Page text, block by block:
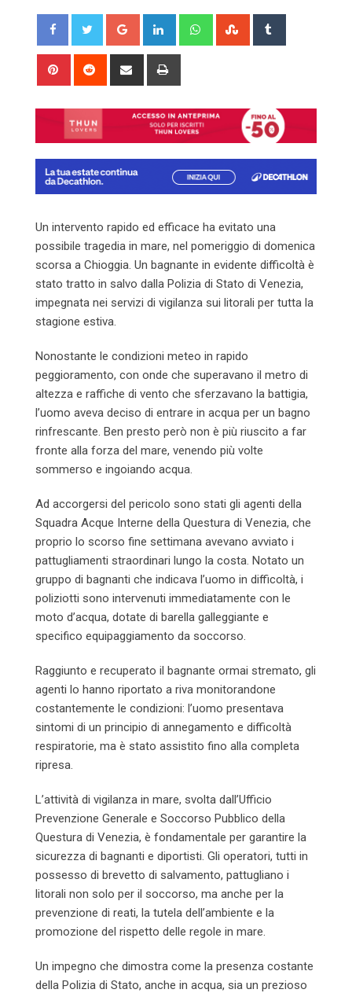
Google+ LinkedIn WhatsappStumbleUpon
Pinterest Reddit
Share
Un intervento rapido ed efficace ha evitato una
possibile tragedia in mare, nel pomeriggio di domenica
scorsa a Chioggia. Un bagnante in evidente difficoltà è
stato tratto in salvo dalla Polizia di Stato di Venezia,
impegnata nei servizi di vigilanza sui litorali per tutta la
stagione estiva.
Nonostante le condizioni meteo in rapido
peggioramento, con onde che superavano il metro di
altezza e raffiche di vento che sferzavano la battigia,
l’uomo aveva deciso di entrare in acqua per un bagno
rinfrescante. Ben presto però non è più riuscito a far
fronte alla forza del mare, venendo più volte
sommerso e ingoiando acqua.
Ad accorgersi del pericolo sono stati gli agenti della
Squadra Acque Interne della Questura di Venezia, che
proprio lo scorso fine settimana avevano avviato i
pattugliamenti straordinari lungo la costa. Notato un
gruppo di bagnanti che indicava l’uomo in difficoltà, i
poliziotti sono intervenuti immediatamente con le
moto d’acqua, dotate di barella galleggiante e
specifico equipaggiamento da soccorso.
Raggiunto e recuperato il bagnante ormai stremato, gli
agenti lo hanno riportato a riva monitorandone
costantemente le condizioni: l’uomo presentava
sintomi di un principio di annegamento e difficoltà
respiratorie, ma è stato assistito fino alla completa
ripresa.
L’attività di vigilanza in mare, svolta dall’Ufficio
Prevenzione Generale e Soccorso Pubblico della
Questura di Venezia, è fondamentale per garantire la
sicurezza di bagnanti e diportisti. Gli operatori, tutti in
possesso di brevetto di salvamento, pattugliano i
litorali non solo per il soccorso, ma anche per la
prevenzione di reati, la tutela dell’ambiente e la
promozione del rispetto delle regole in mare.
Un impegno che dimostra come la presenza costante
della Polizia di Stato, anche in acqua, sia un prezioso